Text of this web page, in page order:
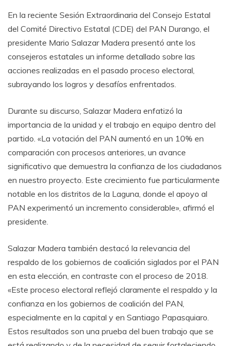
En la reciente Sesión Extraordinaria del Consejo Estatal
del Comité Directivo Estatal (CDE) del PAN Durango, el
presidente Mario Salazar Madera presentó ante los
consejeros estatales un informe detallado sobre las
acciones realizadas en el pasado proceso electoral,
subrayando los logros y desafíos enfrentados.
Durante su discurso, Salazar Madera enfatizó la
importancia de la unidad y el trabajo en equipo dentro del
partido. «La votación del PAN aumentó en un 10% en
comparación con procesos anteriores, un avance
significativo que demuestra la confianza de los ciudadanos
en nuestro proyecto. Este crecimiento fue particularmente
notable en los distritos de la Laguna, donde el apoyo al
PAN experimentó un incremento considerable», afirmó el
presidente.
Salazar Madera también destacó la relevancia del
respaldo de los gobiernos de coalición siglados por el PAN
en esta elección, en contraste con el proceso de 2018.
«Este proceso electoral reflejó claramente el respaldo y la
confianza en los gobiernos de coalición del PAN,
especialmente en la capital y en Santiago Papasquiaro.
Estos resultados son una prueba del buen trabajo que se